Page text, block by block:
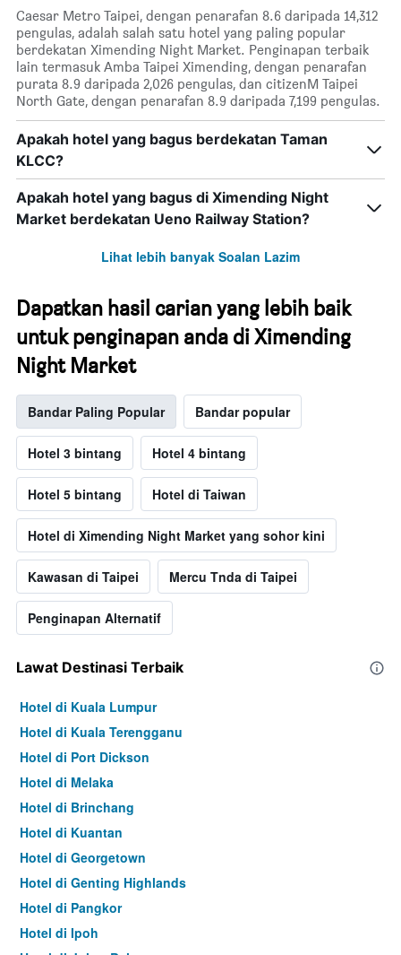
Caesar Metro Taipei, dengan penarafan 8.6 daripada 14,312
pengulas, adalah salah satu hotel yang paling popular
berdekatan Ximending Night Market. Penginapan terbaik
lain termasuk Amba Taipei Ximending, dengan penarafan
purata 8.9 daripada 2,026 pengulas, dan citizenM Taipei
North Gate, dengan penarafan 8.9 daripada 7,199 pengulas.
Apakah hotel yang bagus berdekatan Taman
KLCC?
Apakah hotel yang bagus di Ximending Night
Market berdekatan Ueno Railway Station?
Lihat lebih banyak Soalan Lazim
Dapatkan hasil carian yang lebih baik
untuk penginapan anda di Ximending
Night Market
Bandar Paling Popular Bandar popular
Hotel 3 bintang Hotel 4 bintang
Hotel 5 bintang Hotel di Taiwan
Hotel di Ximending Night Market yang sohor kini
Kawasan di Taipei Mercu Tnda di Taipei
Penginapan Alternatif
Lawat Destinasi Terbaik
Hotel di Kuala Lumpur
Hotel di Kuala Terengganu
Hotel di Port Dickson
Hotel di Melaka
Hotel di Brinchang
Hotel di Kuantan
Hotel di Georgetown
Hotel di Genting Highlands
Hotel di Pangkor
Hotel di Ipoh